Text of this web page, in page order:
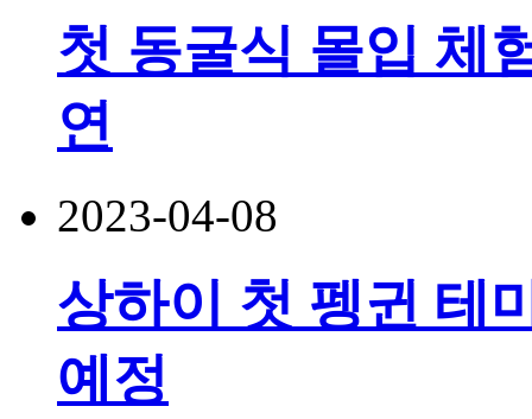
첫 동굴식 몰입 체
연
2023-04-08
상하이 첫 펭귄 테
예정